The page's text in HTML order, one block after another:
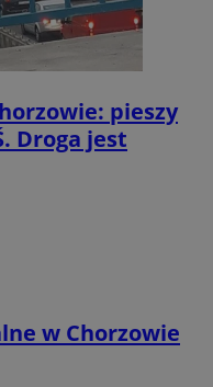
pieszy
Droga jest
w Chorzowie